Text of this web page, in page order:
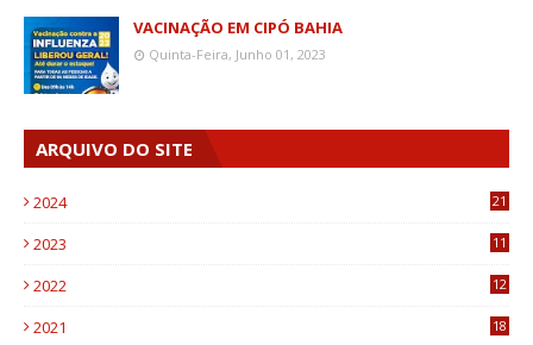
VACINAÇÃO EM CIPÓ BAHIA
Quinta-Feira, Junho 01, 2023
ARQUIVO DO SITE
2024 21
2023
11
2022
12
2021
18